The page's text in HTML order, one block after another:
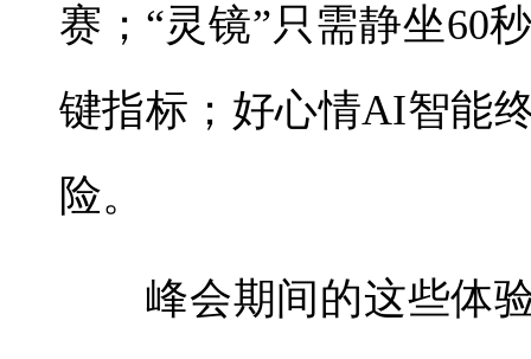
赛；“灵镜”只需静坐60
键指标；好心情AI智能
险。
峰会期间的这些体验